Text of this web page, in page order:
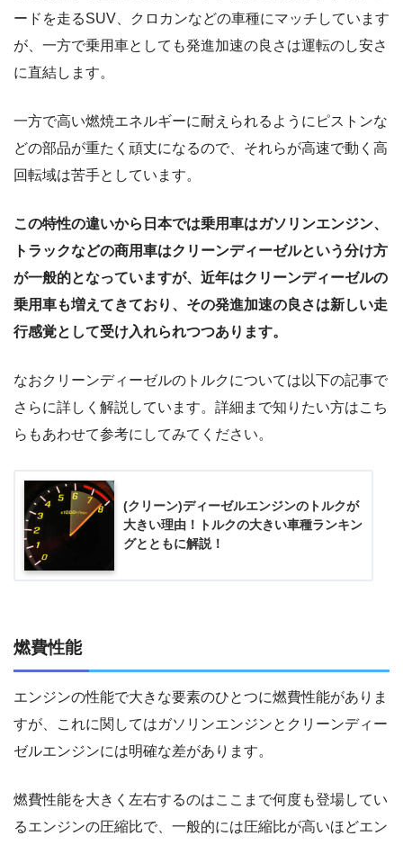
ードを走るSUV、クロカンなどの車種にマッチしています
が、一方で乗用車としても発進加速の良さは運転のし安さ
に直結します。
一方で高い燃焼エネルギーに耐えられるようにピストンな
どの部品が重たく頑丈になるので、それらが高速で動く高
回転域は苦手としています。
この特性の違いから日本では乗用車はガソリンエンジン、
トラックなどの商用車はクリーンディーゼルという分け方
が一般的となっていますが、近年はクリーンディーゼルの
乗用車も増えてきており、その発進加速の良さは新しい走
行感覚として受け入れられつつあります。
なおクリーンディーゼルのトルクについては以下の記事で
さらに詳しく解説しています。詳細まで知りたい方はこち
らもあわせて参考にしてみてください。
(クリーン)ディーゼルエンジンのトルクが
大きい理由！トルクの大きい車種ランキン
グとともに解説！
燃費性能
エンジンの性能で大きな要素のひとつに燃費性能がありま
すが、これに関してはガソリンエンジンとクリーンディー
ゼルエンジンには明確な差があります。
燃費性能を大きく左右するのはここまで何度も登場してい
るエンジンの圧縮比で、一般的には圧縮比が高いほどエン